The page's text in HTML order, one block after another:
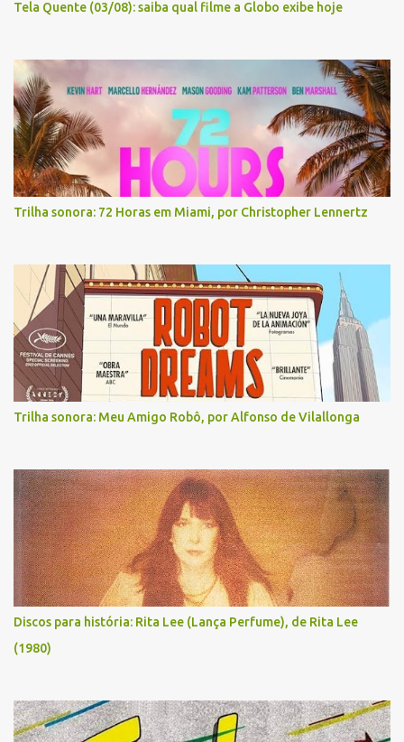
Tela Quente (03/08): saiba qual filme a Globo exibe hoje
Trilha sonora: 72 Horas em Miami, por Christopher Lennertz
Trilha sonora: Meu Amigo Robô, por Alfonso de Vilallonga
Discos para história: Rita Lee (Lança Perfume), de Rita Lee
(1980)